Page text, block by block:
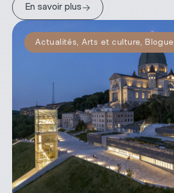
En savoir plus→
Actualités,Arts et culture, Blogue